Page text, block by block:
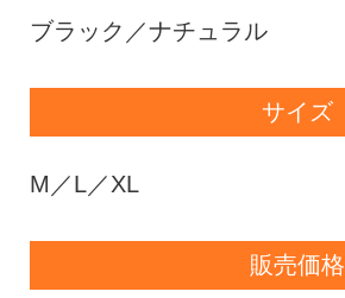
ブラック／ナチュラル
サイズ
M／L／XL
販売価格